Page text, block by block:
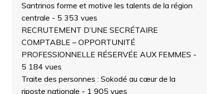
Santrinos forme et motive les talents de la région
centrale - 5 353 vues
RECRUTEMENT D’UNE SECRÉTAIRE
COMPTABLE – OPPORTUNITÉ
PROFESSIONNELLE RÉSERVÉE AUX FEMMES -
5 184 vues
Traite des personnes : Sokodé au cœur de la
riposte nationale - 1 905 vues